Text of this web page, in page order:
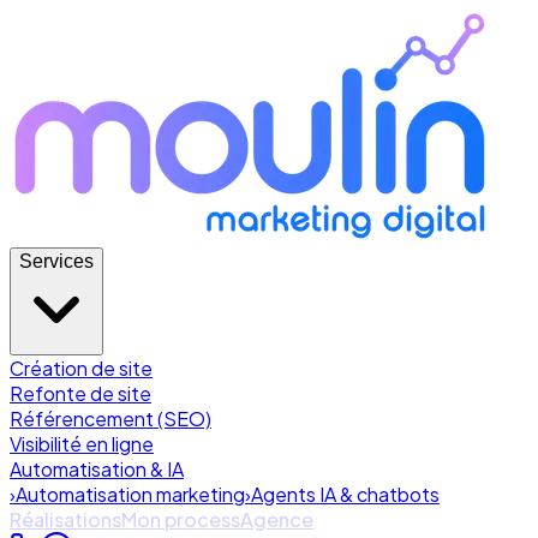
Services
Création de site
Refonte de site
Référencement (SEO)
Visibilité en ligne
Automatisation & IA
›Automatisation marketing›Agents IA & chatbots
RéalisationsMon processAgence